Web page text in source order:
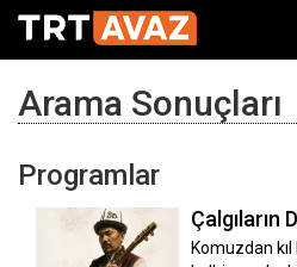
Arama Sonuçları
Programlar
Çalgıların
Komuzdan kıl